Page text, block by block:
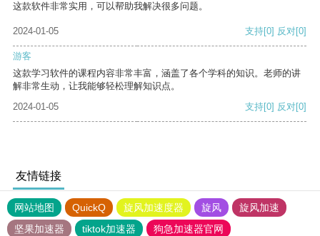
这款软件非常实用，可以帮助我解决很多问题。
2024-01-05 支持[0] 反对[0]
游客
这款学习软件的课程内容非常丰富，涵盖了各个学科的知识。老师的讲
解非常生动，让我能够轻松理解知识点。
2024-01-05
支持[0] 反对[0]
友情链接
网站地图 QuickQ 旋风加速度器 旋风
旋风加速
坚果加速器
tiktok加速器
狗急加速器官网